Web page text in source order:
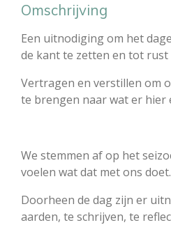
Omschrijving
Een uitnodiging om het
de kant te zetten en tot
Vertragen en verstillen om
te brengen naar wat er hier
We stemmen af op het
voelen wat dat met ons doet.
Doorheen de dag zijn er
aarden, te schrijven, te